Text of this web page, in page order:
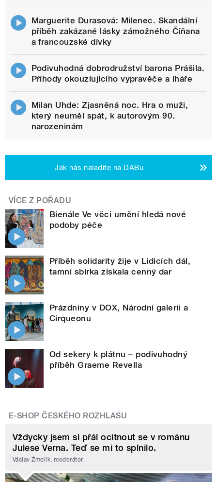
Marguerite Durasová: Milenec. Skandální
příběh zakázané lásky zámožného Číňana
a francouzské dívky
Podivuhodná dobrodružství barona Prášila.
Příhody okouzlujícího vypravěče a lháře
Milan Uhde: Zjasněná noc. Hra o muži,
který neuměl spát, k autorovým 90.
narozeninám
Jak nás naladíte na DABu
VÍCE Z POŘADU
Bienále Ve věci umění hledá nové
podoby péče
Příběh solidarity žije v Lidicích dál,
tamní sbírka získala cenný dar
Prázdniny v DOX, Národní galerii a
Cirqueonu
Od sekery k plátnu – podivuhodný
příběh Graeme Revella
E-SHOP ČESKÉHO ROZHLASU
Vždycky jsem si přál ocitnout se v románu
Julese Verna. Teď se mi to splnilo.
Václav Žmolík, moderátor